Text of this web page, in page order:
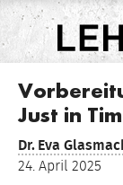
Just in
Dr.Eva
24. April 2025